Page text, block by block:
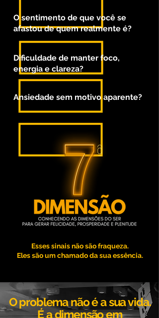
O sentimento de que você se
afastou de quem realmente é?
Dificuldade de manter foco,
energia e clareza?
Ansiedade sem motivo aparente?
Esses sinais não são fraqueza.
Eles são um chamado da sua essência.
O problema não é a sua vida.
É a dimensão em